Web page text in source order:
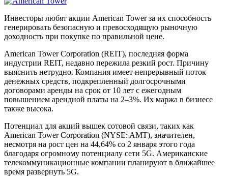
Инвесторы любят акции American Tower за их способность
генерировать безопасную и превосходящую рыночную
доходность при покупке по правильной цене.
American Tower Corporation (REIT), последняя форма
индустрии REIT, недавно пережила резкий рост. Причину
выяснить нетрудно. Компания имеет непрерывный поток
денежных средств, подкрепленный долгосрочными
договорами аренды на срок от 10 лет с ежегодным
повышением арендной платы на 2–3%. Их маржа в бизнесе
также высока.
Потенциал для акций вышек сотовой связи, таких как
American Tower Corporation (NYSE: AMT), значителен,
несмотря на рост цен на 44,64% со 2 января этого года
благодаря огромному потенциалу сети 5G. Американские
телекоммуникационные компании планируют в ближайшее
время развернуть 5G.